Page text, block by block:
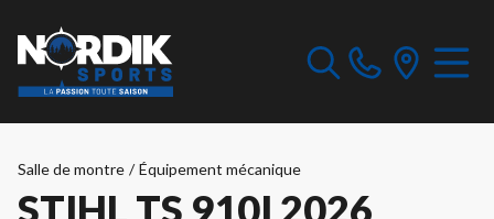
Salle de montre / Équipement mécanique
STIHL TS 910I 2026